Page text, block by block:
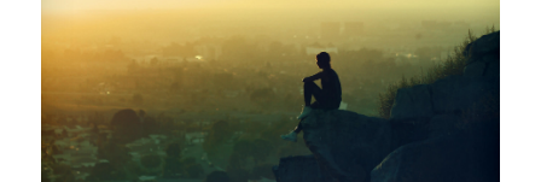
r
n
I
d
r
e
g
a
t
i
o
n